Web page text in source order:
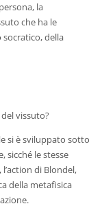
la
che ha le
della
vissuto?
si è sviluppato sotto
sicché le stesse
di Blondel,
della metafisica